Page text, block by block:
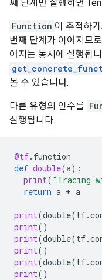
째 단계만 실행하면
Function 이 추적하
번째 단계가 이어지므로
어지는 동시에 실행됩니
볼 수 있습니다.
다른 유형의 인수를
실행됩니다.
@tf. function
def double(a):
print( "Tracing
return a + a
print(double(tf.
print()
print(double(tf.
print()
print(double(tf.
print()